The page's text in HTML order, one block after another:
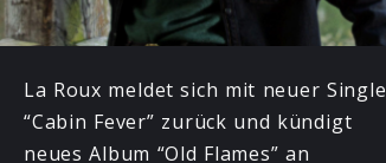
La Roux meldet sich mit neuer Single
“Cabin Fever” zurück und kündigt
neues Album “Old Flames” an